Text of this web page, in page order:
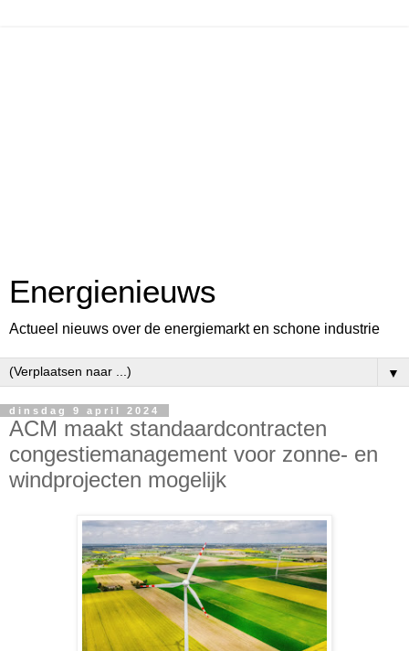
Energienieuws
Actueel nieuws over de energiemarkt en schone industrie
▼
dinsdag 9 april 2024
ACM maakt standaardcontracten
congestiemanagement voor zonne- en
windprojecten mogelijk